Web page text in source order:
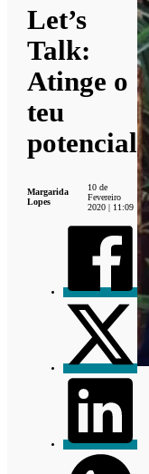
Let’s
Talk:
Atinge o
teu
potencial
Margarida
Lopes
10 de
Fevereiro
2020 | 11:09